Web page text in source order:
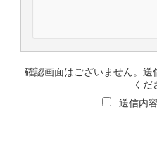
確認画面はございません。
くだ
送信内